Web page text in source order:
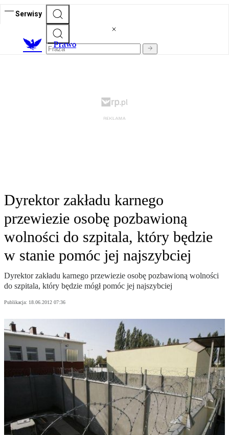
Serwisy
Prawo
Dyrektor zakładu karnego
przewiezie osobę pozbawioną
wolności do szpitala, który będzie
w stanie pomóc jej najszybciej
Dyrektor zakładu karnego przewiezie osobę pozbawioną wolności
do szpitala, który będzie mógł pomóc jej najszybciej
Publikacja: 18.06.2012 07:36